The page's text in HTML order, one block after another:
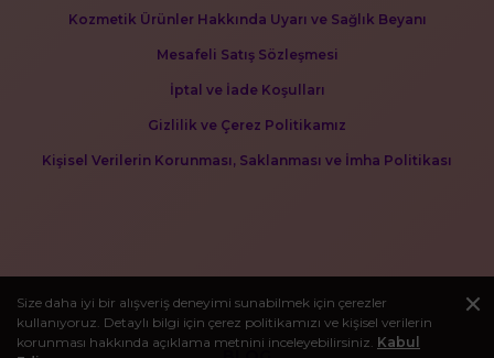
Size daha iyi bir alışveriş deneyimi sunabilmek için çerezler
kullanıyoruz. Detaylı bilgi için çerez politikamızı ve kişisel verilerin
korunması hakkında açıklama metnini inceleyebilirsiniz. Kabul
Kozmetik Ürünler Hakkında Uyarı ve Sağlık Beyanı
Mesafeli Satış Sözleşmesi
İptal ve İade Koşulları
Gizlilik ve Çerez Politikamız
Kişisel Verilerin Korunması, Saklanması ve İmha Politikası